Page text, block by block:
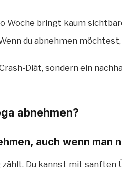
Woche bringt kaum
du abnehmen
Diät, sondern ein
abnehmen?
auch wenn man
zählt. Du kannst mit sanften